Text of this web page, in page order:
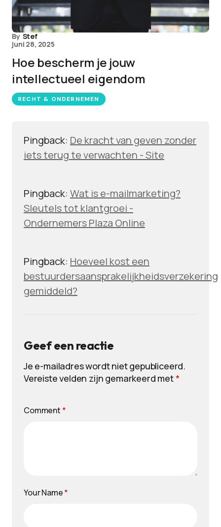
By Stef
juni 28, 2025
Hoe bescherm je jouw
intellectueel eigendom
RECHT & ONDERNEMEN
Pingback: De kracht van geven zonder
iets terug te verwachten - Site
Pingback: Wat is e-mailmarketing?
Sleutels tot klantgroei -
Ondernemers Plaza Online
Pingback: Hoeveel kost een
bestuurdersaansprakelijkheidsverzekering
gemiddeld?
Geef een reactie
Je e-mailadres wordt niet gepubliceerd.
Vereiste velden zijn gemarkeerd met*
Comment *
Your Name*